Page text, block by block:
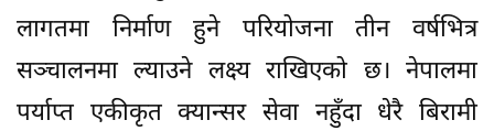
लागतमा निर्माण हुने परियोजना तीन वर्षभित्र
सञ्चालनमा ल्याउने लक्ष्य राखिएको छ। नेपालमा
पर्याप्त एकीकृत क्यान्सर सेवा नहुँदा धेरै बिरामी